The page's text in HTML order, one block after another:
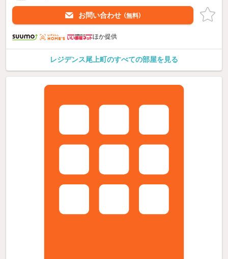
お問い合わせ （無料）
ほか提供
レジデンス尾上町のすべての部屋を見る